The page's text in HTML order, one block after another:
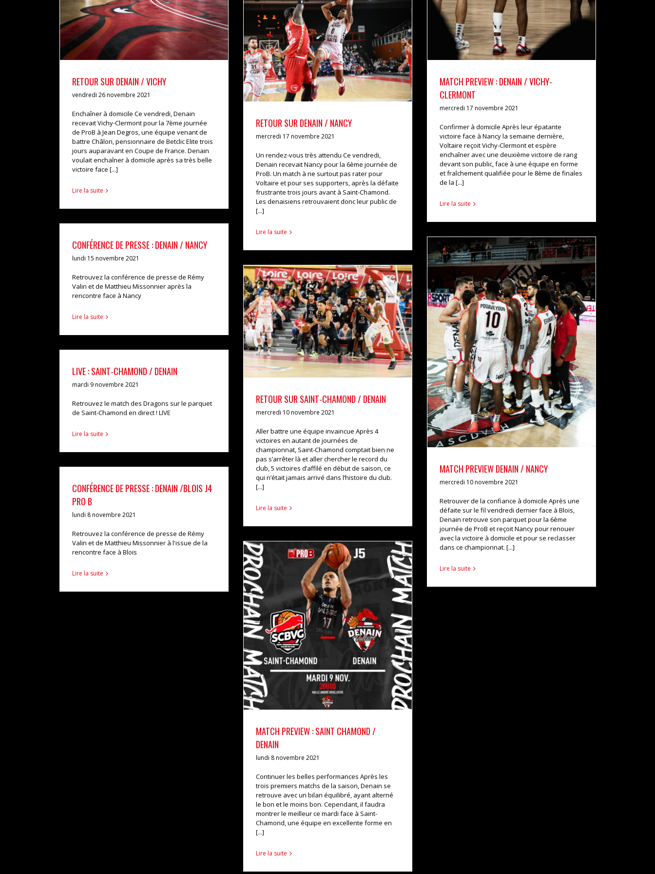
RETOUR SUR DENAIN / VICHY
vendredi 26 novembre 2021
Enchaîner à domicile Ce vendredi, Denain
recevait Vichy-Clermont pour la 7ème journée
de ProB à Jean Degros, une équipe venant de
battre Châlon, pensionnaire de Betclic Elite trois
jours auparavant en Coupe de France. Denain
voulait enchaîner à domicile après sa très belle
victoire face [...]
Lire la suite
MATCH PREVIEW : DENAIN / VICHY-
CLERMONT
mercredi 17 novembre 2021
Confirmer à domicile Après leur épatante
victoire face à Nancy la semaine dernière,
Voltaire reçoit Vichy-Clermont et espère
enchaîner avec une deuxième victoire de rang
devant son public, face à une équipe en forme
et fraîchement qualifiée pour le 8ème de finales
de la [...]
Lire la suite
RETOUR SUR DENAIN / NANCY
actualités pro b
RETOUR SUR DENAIN / NANCY
mercredi 17 novembre 2021
Un rendez-vous très attendu Ce vendredi,
Denain recevait Nancy pour la 6ème journée de
ProB. Un match à ne surtout pas rater pour
Voltaire et pour ses supporters, après la défaite
frustrante trois jours avant à Saint-Chamond.
Les denaisiens retrouvaient donc leur public de
[...]
Lire la suite
CONFÉRENCE DE PRESSE : DENAIN / NANCY
lundi 15 novembre 2021
Retrouvez la conférence de presse de Rémy
Valin et de Matthieu Missonnier après la
rencontre face à Nancy
Lire la suite
MATCH PREVIEW DENAIN / NANCY
actualités pro b
MATCH PREVIEW DENAIN / NANCY
mercredi 10 novembre 2021
Retrouver de la confiance à domicile Après une
défaite sur le fil vendredi dernier face à Blois,
Denain retrouve son parquet pour la 6ème
journée de ProB et reçoit Nancy pour renouer
avec la victoire à domicile et pour se reclasser
dans ce championnat. [...]
Lire la suite
RETOUR SUR SAINT-CHAMOND / DENAIN
actualités pro b
RETOUR SUR SAINT-CHAMOND / DENAIN
mercredi 10 novembre 2021
Aller battre une équipe invaincue Après 4
victoires en autant de journées de
championnat, Saint-Chamond comptait bien ne
pas s’arrêter là et aller chercher le record du
club, 5 victoires d’affilé en début de saison, ce
qui n’était jamais arrivé dans l’histoire du club.
[...]
Lire la suite
LIVE : SAINT-CHAMOND / DENAIN
mardi 9 novembre 2021
Retrouvez le match des Dragons sur le parquet
de Saint-Chamond en direct ! LIVE
Lire la suite
CONFÉRENCE DE PRESSE : DENAIN /BLOIS J4
PRO B
lundi 8 novembre 2021
Retrouvez la conférence de presse de Rémy
Valin et de Matthieu Missonnier à l'issue de la
rencontre face à Blois
Lire la suite
MATCH PREVIEW : SAINT CHAMOND / DENAIN
pro b
MATCH PREVIEW : SAINT CHAMOND /
DENAIN
lundi 8 novembre 2021
Continuer les belles performances Après les
trois premiers matchs de la saison, Denain se
retrouve avec un bilan équilibré, ayant alterné
le bon et le moins bon. Cependant, il faudra
montrer le meilleur ce mardi face à Saint-
Chamond, une équipe en excellente forme en
[...]
Lire la suite